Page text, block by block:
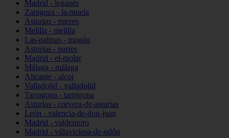
Madrid - leganés
Zaragoza - la-muela
Asturias - mieres
Melilla - melilla
Las-palmas - mogán
Asturias - parres
Madrid - el-molar
Málaga - málaga
Alicante - alcoi
Valladolid - valladolid
Tarragona - tarragona
Asturias - corvera-de-asturias
León - valencia-de-don-juan
Madrid - valdemoro
Madrid - villaviciosa-de-odón